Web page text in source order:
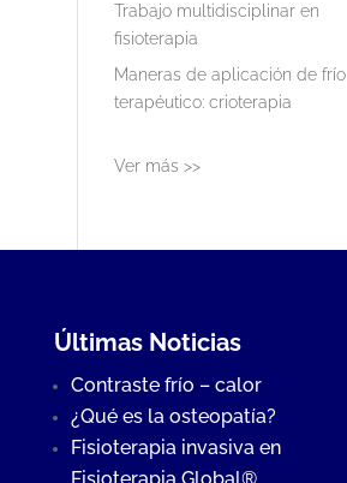
Trabajo multidisciplinar en
fisioterapia
Maneras de aplicación de frío
terapéutico: crioterapia
Ver más >>
Últimas Noticias
Contraste frío – calor
¿Qué es la osteopatía?
Fisioterapia invasiva en